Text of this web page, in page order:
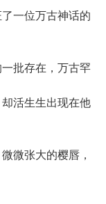
一位万古神话的
批存在，万古罕
活生生出现在他
微张大的樱唇，